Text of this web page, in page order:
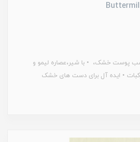
پوست خشک، • با شیر،عصاره لیمو و
• ایده آل برای دست های خشک